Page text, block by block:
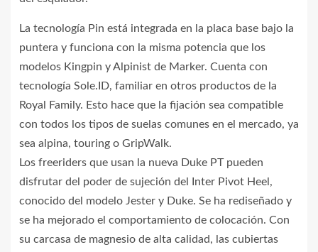
La tecnología Pin está integrada en la placa base bajo la
puntera y funciona con la misma potencia que los
modelos Kingpin y Alpinist de Marker. Cuenta con
tecnología Sole.ID, familiar en otros productos de la
Royal Family. Esto hace que la fijación sea compatible
con todos los tipos de suelas comunes en el mercado, ya
sea alpina, touring o GripWalk.
Los freeriders que usan la nueva Duke PT pueden
disfrutar del poder de sujeción del Inter Pivot Heel,
conocido del modelo Jester y Duke. Se ha rediseñado y
se ha mejorado el comportamiento de colocación. Con
su carcasa de magnesio de alta calidad, las cubiertas